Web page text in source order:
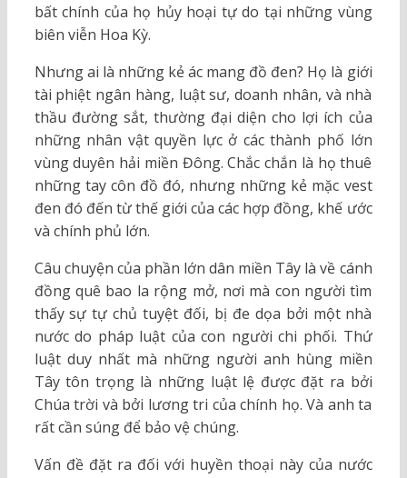
bất chính của họ hủy hoại tự do tại những vùng
biên viễn Hoa Kỳ.
Nhưng ai là những kẻ ác mang đồ đen? Họ là giới
tài phiệt ngân hàng, luật sư, doanh nhân, và nhà
thầu đường sắt, thường đại diện cho lợi ích của
những nhân vật quyền lực ở các thành phố lớn
vùng duyên hải miền Đông. Chắc chắn là họ thuê
những tay côn đồ đó, nhưng những kẻ mặc vest
đen đó đến từ thế giới của các hợp đồng, khế ước
và chính phủ lớn.
Câu chuyện của phần lớn dân miền Tây là về cánh
đồng quê bao la rộng mở, nơi mà con người tìm
thấy sự tự chủ tuyệt đối, bị đe dọa bởi một nhà
nước do pháp luật của con người chi phối. Thứ
luật duy nhất mà những người anh hùng miền
Tây tôn trọng là những luật lệ được đặt ra bởi
Chúa trời và bởi lương tri của chính họ. Và anh ta
rất cần súng để bảo vệ chúng.
Vấn đề đặt ra đối với huyền thoại này của nước